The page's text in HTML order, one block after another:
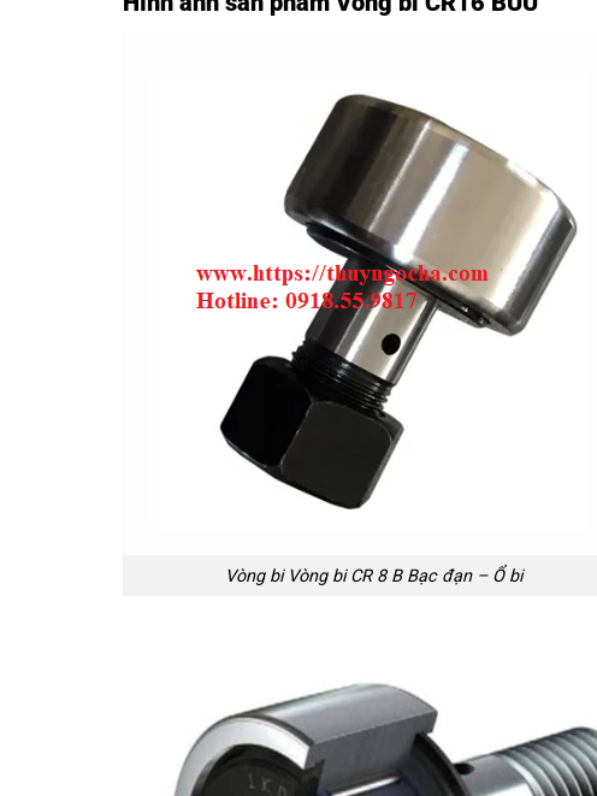
Vòng bi Vòng bi CR 8 B Bạc đạn – Ổ bi